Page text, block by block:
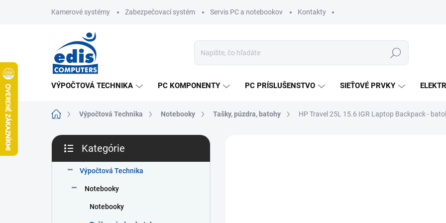
Kamerové systémy Zabezpečovací systém Servis PC a notebookov Kontakty
Hľadať
VÝPOČTOVÁ TECHNIKA PC KOMPONENTY PC PRÍSLUŠENSTVO SIEŤOVÉ PRVKY
DomovVýpočtová Technika Notebooky Tašky, púzdra, batohy HP Travel 25L 15.6 IGR Laptop Backpack -
B
č
kategórie
Kategórie
Výpočtová Technika
Notebooky
Notebooky